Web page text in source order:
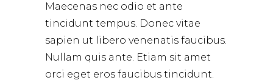
Maecenas nec odio et ante
tincidunt tempus. Donec vitae
sapien ut libero venenatis faucibus.
Nullam quis ante. Etiam sit amet
orci eget eros faucibus tincidunt.